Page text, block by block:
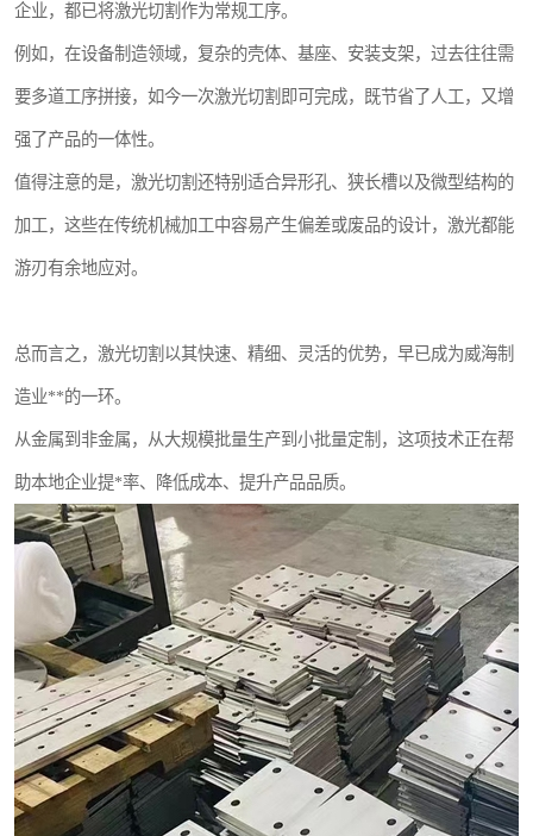
企业，都已将激光切割作为常规工序。
例如，在设备制造领域，复杂的壳体、基座、安装支架，过去往往需
要多道工序拼接，如今一次激光切割即可完成，既节省了人工，又增
强了产品的一体性。
值得注意的是，激光切割还特别适合异形孔、狭长槽以及微型结构的
加工，这些在传统机械加工中容易产生偏差或废品的设计，激光都能
游刃有余地应对。
总而言之，激光切割以其快速、精细、灵活的优势，早已成为威海制
造业**的一环。
从金属到非金属，从大规模批量生产到小批量定制，这项技术正在帮
助本地企业提*率、降低成本、提升产品品质。